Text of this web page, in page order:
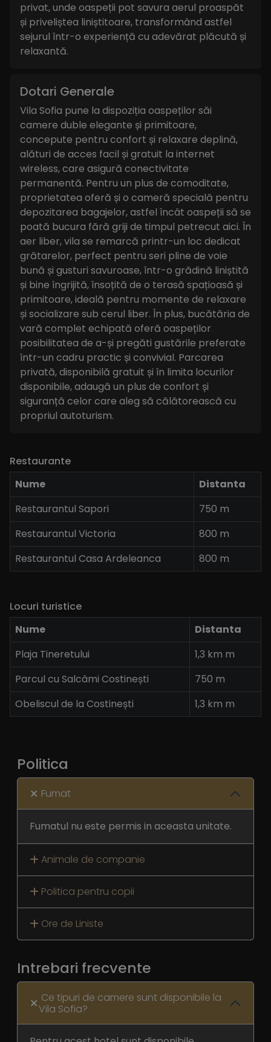
privat, unde oaspeții pot savura aerul proaspăt
și priveliștea liniștitoare, transformând astfel
sejurul într-o experiență cu adevărat plăcută și
relaxantă.
Dotari Generale
Vila Sofia pune la dispoziția oaspeților săi
camere duble elegante și primitoare,
concepute pentru confort și relaxare deplină,
alături de acces facil și gratuit la internet
wireless, care asigură conectivitate
permanentă. Pentru un plus de comoditate,
proprietatea oferă și o cameră specială pentru
depozitarea bagajelor, astfel încât oaspeții să se
poată bucura fără griji de timpul petrecut aici. În
aer liber, vila se remarcă printr-un loc dedicat
grătarelor, perfect pentru seri pline de voie
bună și gusturi savuroase, într-o grădină liniștită
și bine îngrijită, însoțită de o terasă spațioasă și
primitoare, ideală pentru momente de relaxare
și socializare sub cerul liber. În plus, bucătăria de
vară complet echipată oferă oaspeților
posibilitatea de a-și pregăti gustările preferate
într-un cadru practic și convivial. Parcarea
privată, disponibilă gratuit și în limita locurilor
disponibile, adaugă un plus de confort și
siguranță celor care aleg să călătorească cu
propriul autoturism.
Restaurante
Nume
Distanta
Restaurantul Sapori
750 m
Restaurantul Victoria
800 m
Restaurantul Casa Ardeleanca
800 m
Locuri turistice
Nume
Distanta
Plaja Tineretului
1,3 km m
Parcul cu Salcâmi Costinești
750 m
Obeliscul de la Costinești
1,3 km m
Politica
Fumat
Fumatul nu este permis in aceasta unitate.
Animale de companie
Politica pentru copii
Ore de Liniste
Intrebari frecvente
Ce tipuri de camere sunt disponibile la
Vila Sofia?